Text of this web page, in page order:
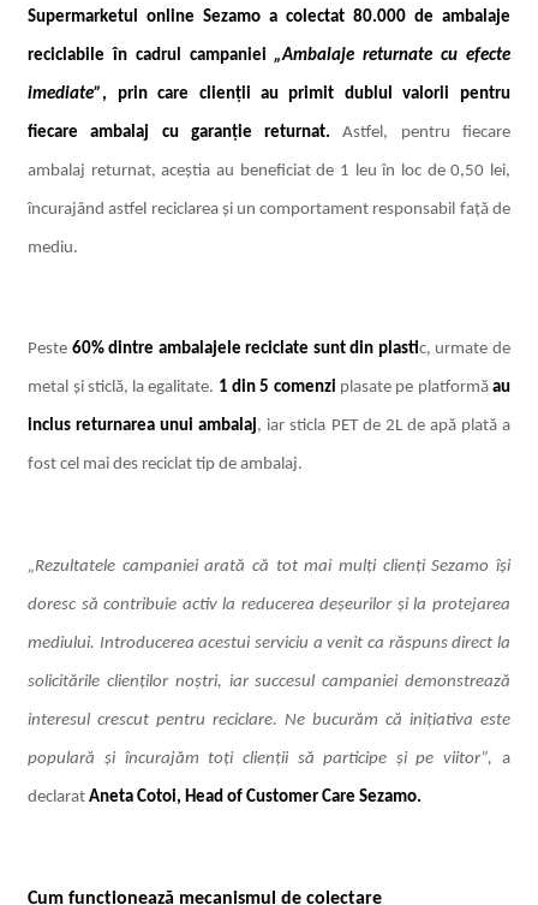
Supermarketul online Sezamo a colectat 80.000 de ambalaje
reciclabile în cadrul campaniei„Ambalaje returnate cu efecte
imediate” , prin care clienții au primit dublul valorii pentru
fiecare ambalaj cu garanție returnat.Astfel, pentru fiecare
ambalaj returnat, aceștia au beneficiat de 1 leu în loc de 0,50 lei,
încurajând astfel reciclarea și un comportament responsabil față de
mediu.
Peste 60% dintre ambalajele reciclate sunt din plastic, urmate de
metal și sticlă, la egalitate. 1 din 5 comenzi plasate pe platformă au
inclus returnarea unui ambalaj, iar sticla PET de 2L de apă plată a
fost cel mai des reciclat tip de ambalaj.
„Rezultatele campaniei arată că tot mai mulți clienți Sezamo își
doresc să contribuie activ la reducerea deșeurilor și la protejarea
mediului. Introducerea acestui serviciu a venit ca răspuns direct la
solicitările clienților noștri, iar succesul campaniei demonstrează
interesul crescut pentru reciclare. Ne bucurăm că inițiativa este
populară și încurajăm toți clienții să participe și pe viitor”, a
declaratAneta Cotoi, Head of Customer Care Sezamo.
Cum funcționează mecanismul de colectare